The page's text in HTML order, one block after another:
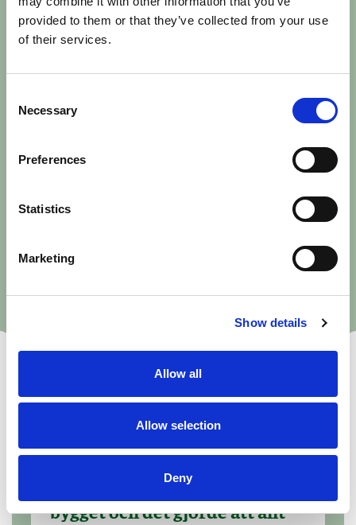
provided to them or that they’ve collected from your use
of their services.
Selection
Necessary
Preferences
Statistics
Marketing
Show details
Allow all
Allow selection
Deny
Letar du efter en lokal?
Vi hjälper dig hitta rätt.
Hos oss på Miab hittar du ett brett utbud av lokaler i
centralt belägna och historiska fastigheter, i både
Uppsala och Knivsta. Hör av dig och berätta vad du
Vi kunde vara med och
forma lokalen redan under
bygget och det gjorde att allt